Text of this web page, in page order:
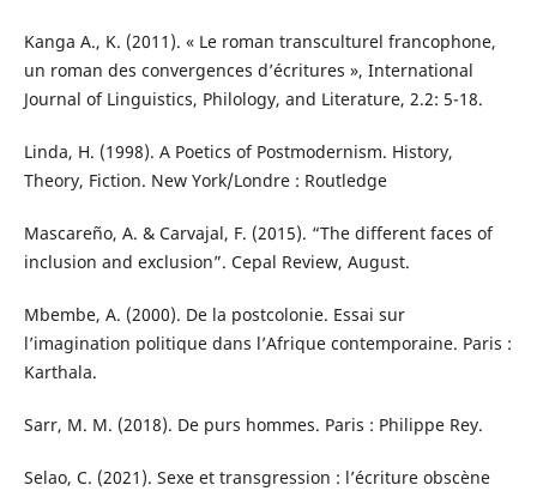
Kanga A., K. (2011). « Le roman transculturel francophone,
un roman des convergences d’écritures », International
Journal of Linguistics, Philology, and Literature, 2.2: 5-18.
Linda, H. (1998). A Poetics of Postmodernism. History,
Theory, Fiction. New York/Londre : Routledge
Mascareño, A. & Carvajal, F. (2015). “The different faces of
inclusion and exclusion”. Cepal Review, August.
Mbembe, A. (2000). De la postcolonie. Essai sur
l’imagination politique dans l’Afrique contemporaine. Paris :
Karthala.
Sarr, M. M. (2018). De purs hommes. Paris : Philippe Rey.
Selao, C. (2021). Sexe et transgression : l’écriture obscène